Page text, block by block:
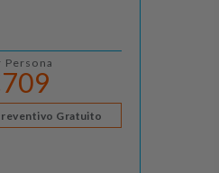
Persona
Gratuito